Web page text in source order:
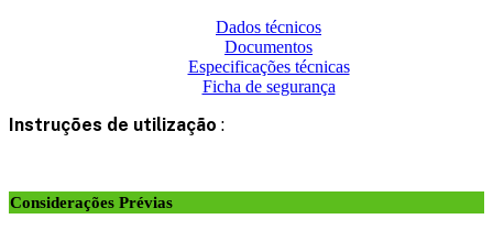
Dados técnicos
Documentos
Especificações técnicas
Ficha de segurança
Instruções de utilização :
Considerações Prévias